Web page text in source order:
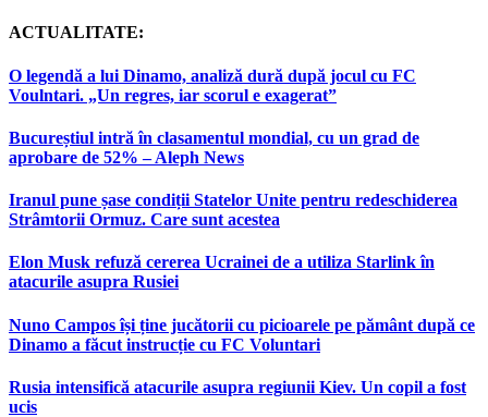
ACTUALITATE:
O legendă a lui Dinamo, analiză dură după jocul cu FC
Voulntari. „Un regres, iar scorul e exagerat”
Bucureștiul intră în clasamentul mondial, cu un grad de
aprobare de 52% – Aleph News
Iranul pune șase condiții Statelor Unite pentru redeschiderea
Strâmtorii Ormuz. Care sunt acestea
Elon Musk refuză cererea Ucrainei de a utiliza Starlink în
atacurile asupra Rusiei
Nuno Campos își ține jucătorii cu picioarele pe pământ după ce
Dinamo a făcut instrucție cu FC Voluntari
Rusia intensifică atacurile asupra regiunii Kiev. Un copil a fost
ucis